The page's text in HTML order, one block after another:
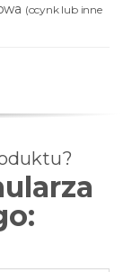
(ocynk lub inne